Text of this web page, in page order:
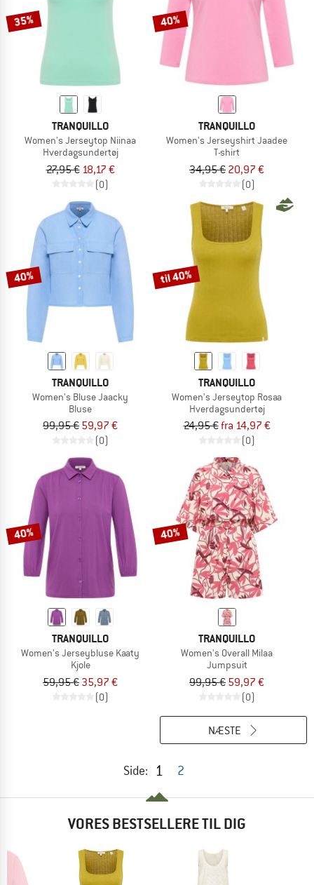
35%
TRANQUILLO
Women's Jerseytop Niinaa
Hverdagsundertøj
27,95 € 18,17 €
(0)
40%
TRANQUILLO
Women's Jerseyshirt Jaadee
T-shirt
34,95 € 20,97 €
(0)
40%
TRANQUILLO
Women's Bluse Jaacky
Bluse
99,95 € 59,97 €
(0)
til 40%
TRANQUILLO
Women's Jerseytop Rosaa
Hverdagsundertøj
24,95 €fra 14,97 €
(0)
40%
TRANQUILLO
Women's Jerseybluse Kaaty
Kjole
59,95 € 35,97 €
(0)
40%
TRANQUILLO
Women's Overall Milaa
Jumpsuit
99,95 € 59,97 €
(0)
Side: 1 2
NÆSTE
VORES BESTSELLERE TIL DIG